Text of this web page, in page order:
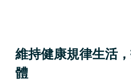
維持健康規律生活
體